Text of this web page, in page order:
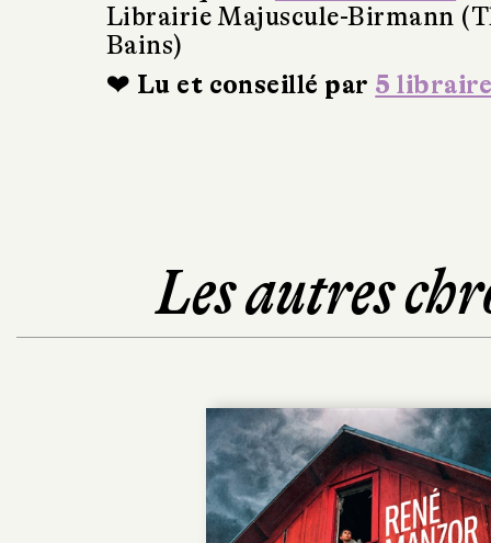
Librairie Majuscule-Birmann
Bains)
❤ Lu et conseillé par 5
Les autres